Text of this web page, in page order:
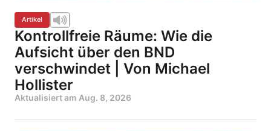
Artikel
Kontrollfreie Räume: Wie die
Aufsicht über den BND
verschwindet | Von Michael
Hollister
Aktualisiert am Aug. 8, 2026